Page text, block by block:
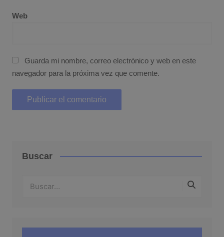
Web
Guarda mi nombre, correo electrónico y web en este
navegador para la próxima vez que comente.
Buscar